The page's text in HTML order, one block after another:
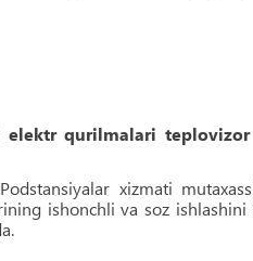
elektr qurilmalari
xizmati
ishonchli va soz ishlashini